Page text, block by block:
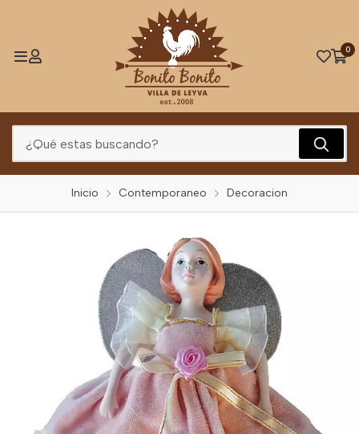
0
Inicio Contemporaneo Decoracion